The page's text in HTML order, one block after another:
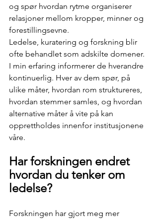
og spør hvordan rytme organiserer
relasjoner mellom kropper, minner og
forestillingsevne.
Ledelse, kuratering og forskning blir
ofte behandlet som adskilte domener.
I min erfaring informerer de hverandre
kontinuerlig. Hver av dem spør, på
ulike måter, hvordan rom struktureres,
hvordan stemmer samles, og hvordan
alternative måter å vite på kan
opprettholdes innenfor institusjonene
våre.
Har forskningen endret
hvordan du tenker om
ledelse?
Forskningen har gjort meg mer